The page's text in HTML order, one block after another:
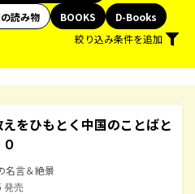
読み物 BOOKS
D-Books
絞り込み条件を追加
をひもとく中国のことばと
名言＆絶景
発売